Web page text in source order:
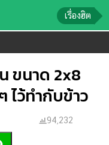
เรื่องฮิต
ขนาด 2x8
ไว้ทำกับข้าว
94,232